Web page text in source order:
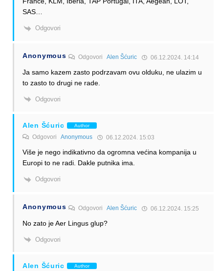
SAS…
Odgovori
Anonymous OdgovoriAlen Šćuric 06.12.2024. 14:14
Ja samo kazem zasto podrzavam ovu olduku, ne ulazim u
to zasto to drugi ne rade.
Odgovori
Alen Šćuric Author
Odgovori Anonymous 06.12.2024. 15:03
Više je nego indikativno da ogromna većina kompanija u
Europi to ne radi. Dakle putnika ima.
Odgovori
Anonymous OdgovoriAlen Šćuric 06.12.2024. 15:25
No zato je Aer Lingus glup?
Odgovori
Alen Šćuric Author